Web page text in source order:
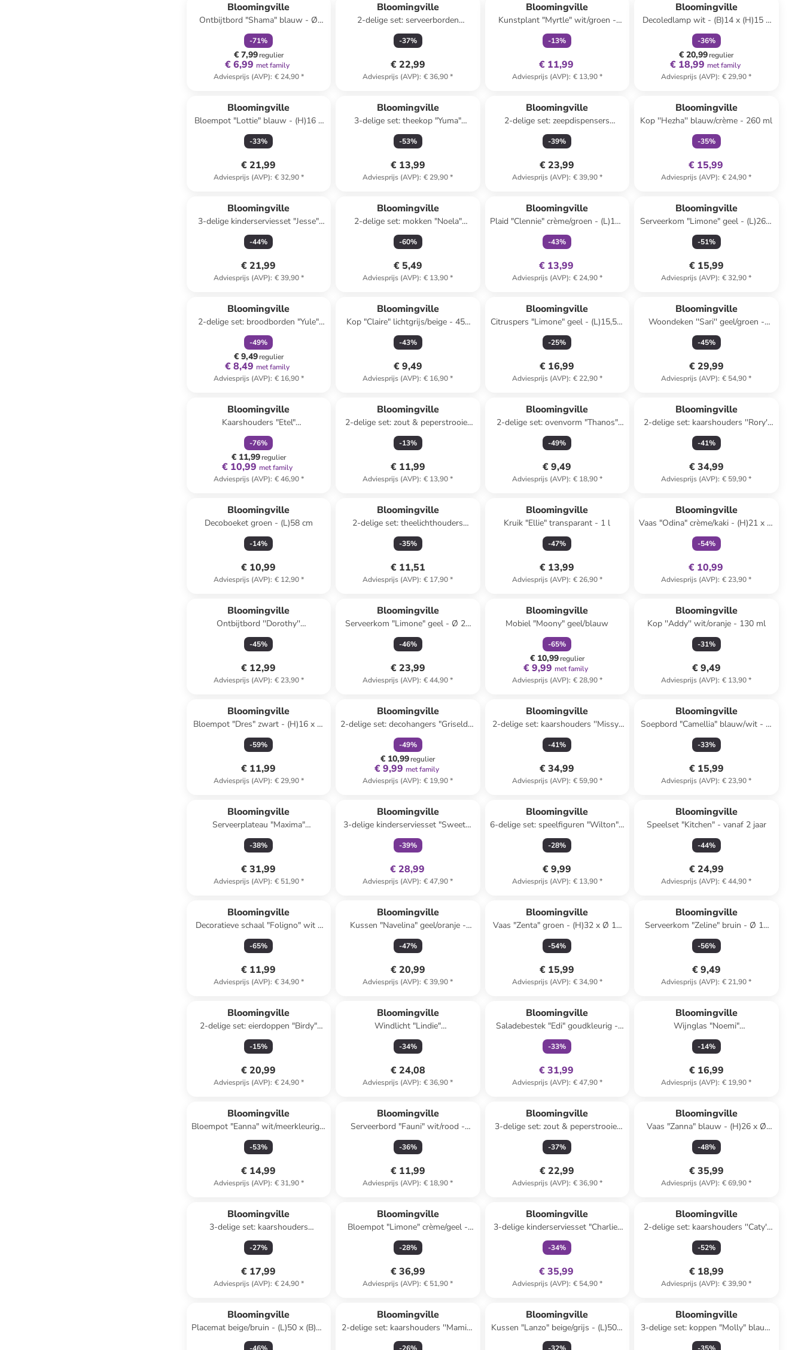
Bloomingville
Ontbijtbord "Shama" blauw - Ø
20,5 cm
-71%
€ 7,99regulier
€ 6,99 met family
Adviesprijs (AVP): € 24,90*
Bloomingville
2-delige set: serveerborden
"Maxima" wit/blauw/geel - (L)15 x
(B)11 cm
-37%
€ 22,99
Adviesprijs (AVP): € 36,90*
Bloomingville
Kunstplant "Myrtle" wit/groen -
(H)100 cm
-13%
€ 11,99
Adviesprijs (AVP): € 13,90*
Bloomingville
Decoledlamp wit - (B)14 x (H)15 x
(D)12 cm
-36%
€ 20,99regulier
€ 18,99 met family
Adviesprijs (AVP): € 29,90*
Bloomingville
Bloempot "Lottie" blauw - (H)16 x
Ø 17 cm
-33%
€ 21,99
Adviesprijs (AVP): € 32,90*
Bloomingville
3-delige set: theekop "Yuma"
beige/wit - 250 ml
-53%
€ 13,99
Adviesprijs (AVP): € 29,90*
Bloomingville
2-delige set: zeepdispensers
"Cheran" groen/beige
-39%
€ 23,99
Adviesprijs (AVP): € 39,90*
Bloomingville
Kop ''Hezha'' blauw/crème - 260 ml
-35%
€ 15,99
Adviesprijs (AVP): € 24,90*
Bloomingville
3-delige kinderserviesset "Jesse"
wit/oranje
-44%
€ 21,99
Adviesprijs (AVP): € 39,90*
Bloomingville
2-delige set: mokken "Noela"
grijs/bruin - 350 ml
-60%
€ 5,49
Adviesprijs (AVP): € 13,90*
Bloomingville
Plaid "Clennie" crème/groen - (L)160
x (B)130 cm
-43%
€ 13,99
Adviesprijs (AVP): € 24,90*
Bloomingville
Serveerkom "Limone" geel - (L)26 x
(B)18 cm
-51%
€ 15,99
Adviesprijs (AVP): € 32,90*
Bloomingville
2-delige set: broodborden "Yule"
wit/rood/groen - Ø 12,5 cm
-49%
€ 9,49regulier
€ 8,49 met family
Adviesprijs (AVP): € 16,90*
Bloomingville
Kop "Claire" lichtgrijs/beige - 450
ml
-43%
€ 9,49
Adviesprijs (AVP): € 16,90*
Bloomingville
Citruspers "Limone" geel - (L)15,5 x
(B)10,5 cm
-25%
€ 16,99
Adviesprijs (AVP): € 22,90*
Bloomingville
Woondeken ''Sari'' geel/groen -
(L)150 x (B)130 cm
-45%
€ 29,99
Adviesprijs (AVP): € 54,90*
Bloomingville
Kaarshouders "Etel"
zwart/goudkleurig - (H)10,5 x Ø 8
cm
-76%
€ 11,99regulier
€ 10,99 met family
Adviesprijs (AVP): € 46,90*
Bloomingville
2-delige set: zout & peperstrooier
"Chase" wit/bruin - (H)4,5 cm
-13%
€ 11,99
Adviesprijs (AVP): € 13,90*
Bloomingville
2-delige set: ovenvorm "Thanos"
beige - (H)8 cm
-49%
€ 9,49
Adviesprijs (AVP): € 18,90*
Bloomingville
2-delige set: kaarshouders ''Rory''
wit/zwart
-41%
€ 34,99
Adviesprijs (AVP): € 59,90*
Bloomingville
Decoboeket groen - (L)58 cm
-14%
€ 10,99
Adviesprijs (AVP): € 12,90*
Bloomingville
2-delige set: theelichthouders
"Rosslin" bruin
-35%
€ 11,51
Adviesprijs (AVP): € 17,90*
Bloomingville
Kruik "Ellie" transparant - 1 l
-47%
€ 13,99
Adviesprijs (AVP): € 26,90*
Bloomingville
Vaas "Odina" crème/kaki - (H)21 x Ø
9 cm
-54%
€ 10,99
Adviesprijs (AVP): € 23,90*
Bloomingville
Ontbijtbord ''Dorothy''
wit/blauw/lichtroze - Ø 20 cm
-45%
€ 12,99
Adviesprijs (AVP): € 23,90*
Bloomingville
Serveerkom "Limone" geel - Ø 21
cm
-46%
€ 23,99
Adviesprijs (AVP): € 44,90*
Bloomingville
Mobiel "Moony" geel/blauw
-65%
€ 10,99regulier
€ 9,99 met family
Adviesprijs (AVP): € 28,90*
Bloomingville
Kop ''Addy'' wit/oranje - 130 ml
-31%
€ 9,49
Adviesprijs (AVP): € 13,90*
Bloomingville
Bloempot "Dres" zwart - (H)16 x Ø
16 cm
-59%
€ 11,99
Adviesprijs (AVP): € 29,90*
Bloomingville
2-delige set: decohangers "Griselda"
wit - (L)11,5 cm
-49%
€ 10,99regulier
€ 9,99 met family
Adviesprijs (AVP): € 19,90*
Bloomingville
2-delige set: kaarshouders ''Missy''
lichtblauw/beige
-41%
€ 34,99
Adviesprijs (AVP): € 59,90*
Bloomingville
Soepbord "Camellia" blauw/wit - Ø
22 cm
-33%
€ 15,99
Adviesprijs (AVP): € 23,90*
Bloomingville
Serveerplateau "Maxima"
blauw/geel - (L)29 x (B)16,5 cm
-38%
€ 31,99
Adviesprijs (AVP): € 51,90*
Bloomingville
3-delige kinderserviesset "Sweets"
crème/lichtroze
-39%
€ 28,99
Adviesprijs (AVP): € 47,90*
Bloomingville
6-delige set: speelfiguren "Wilton" -
vanaf 2 jaar
-28%
€ 9,99
Adviesprijs (AVP): € 13,90*
Bloomingville
Speelset "Kitchen" - vanaf 2 jaar
-44%
€ 24,99
Adviesprijs (AVP): € 44,90*
Bloomingville
Decoratieve schaal "Foligno" wit -
(B)27 x (H)6 x (D)14 cm
-65%
€ 11,99
Adviesprijs (AVP): € 34,90*
Bloomingville
Kussen "Navelina" geel/oranje -
(L)38 x (B)23 cm
-47%
€ 20,99
Adviesprijs (AVP): € 39,90*
Bloomingville
Vaas "Zenta" groen - (H)32 x Ø 13
cm
-54%
€ 15,99
Adviesprijs (AVP): € 34,90*
Bloomingville
Serveerkom "Zeline" bruin - Ø 15
cm
-56%
€ 9,49
Adviesprijs (AVP): € 21,90*
Bloomingville
2-delige set: eierdoppen "Birdy"
blauw/geel - (B)8 x (H)8 cm
-15%
€ 20,99
Adviesprijs (AVP): € 24,90*
Bloomingville
Windlicht "Lindie"
wit/grijs/lichtbruin - (H)12 x Ø 12
cm
-34%
€ 24,08
Adviesprijs (AVP): € 36,90*
Bloomingville
Saladebestek "Edi" goudkleurig -
(L)26,5 cm
-33%
€ 31,99
Adviesprijs (AVP): € 47,90*
Bloomingville
Wijnglas "Noemi"
transparant/blauw - 220 ml
-14%
€ 16,99
Adviesprijs (AVP): € 19,90*
Bloomingville
Bloempot "Eanna" wit/meerkleurig -
(H)8 x Ø 12,5 cm
-53%
€ 14,99
Adviesprijs (AVP): € 31,90*
Bloomingville
Serveerbord "Fauni" wit/rood -
(L)15 x (B)11,5 cm
-36%
€ 11,99
Adviesprijs (AVP): € 18,90*
Bloomingville
3-delige set: zout & peperstrooier
"Bea" crème/bruin - (H)11 cm
-37%
€ 22,99
Adviesprijs (AVP): € 36,90*
Bloomingville
Vaas "Zanna" blauw - (H)26 x Ø
17,5 cm
-48%
€ 35,99
Adviesprijs (AVP): € 69,90*
Bloomingville
3-delige set: kaarshouders
''Blanchard'' wit/bruin
-27%
€ 17,99
Adviesprijs (AVP): € 24,90*
Bloomingville
Bloempot "Limone" crème/geel -
(H)16 x Ø 16,5 cm
-28%
€ 36,99
Adviesprijs (AVP): € 51,90*
Bloomingville
3-delige kinderserviesset "Charlie"
wit/lichtblauw
-34%
€ 35,99
Adviesprijs (AVP): € 54,90*
Bloomingville
2-delige set: kaarshouders ''Caty''
wit/lichtbruin
-52%
€ 18,99
Adviesprijs (AVP): € 39,90*
Bloomingville
Placemat beige/bruin - (L)50 x (B)35
cm
Bloomingville
2-delige set: kaarshouders ''Mamie''
beige/bruin
Bloomingville
Kussen "Lanzo" beige/grijs - (L)50 x
(B)35 cm
Bloomingville
3-delige set: koppen "Molly" blauw
- (H)9,5 x Ø 9,5 cm